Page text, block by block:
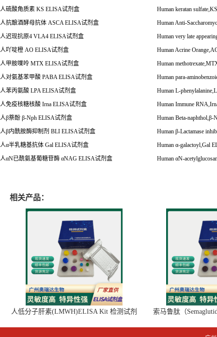
人硫酸角质素 KS ELISA试剂盒
Human keratan
人抗酿酒酵母抗体 ASCA ELISA试剂盒
Human Anti-
人迟现抗原4 VLA4 ELISA试剂盒
Human very late
人吖啶橙 AO ELISA试剂盒
Human Acrine
人甲胺喋呤 MTX ELISA试剂盒
Human
人对氨基苯甲酸 PABA ELISA试剂盒
Human para-
人苯丙氨酸 LPA ELISA试剂盒
Human L-
人免疫核糖核酸 Irna ELISA试剂盒
Human Immune
人β萘酚 β-Nph ELISA试剂盒 Human Beta-naphthol,β-
人β内酰胺酶抑制剂 BLI ELISA试剂盒 Human β-Lactamase
人α半乳糖基抗体 Gal ELISA试剂盒 Human α-galactoyl,Gal
人αN已酰氨基葡糖苷酶 αNAG ELISA试剂盒 Human αN-
相关产品：
人低分子肝素(LMWH)ELISA Kit 检测试剂
索马鲁肽（